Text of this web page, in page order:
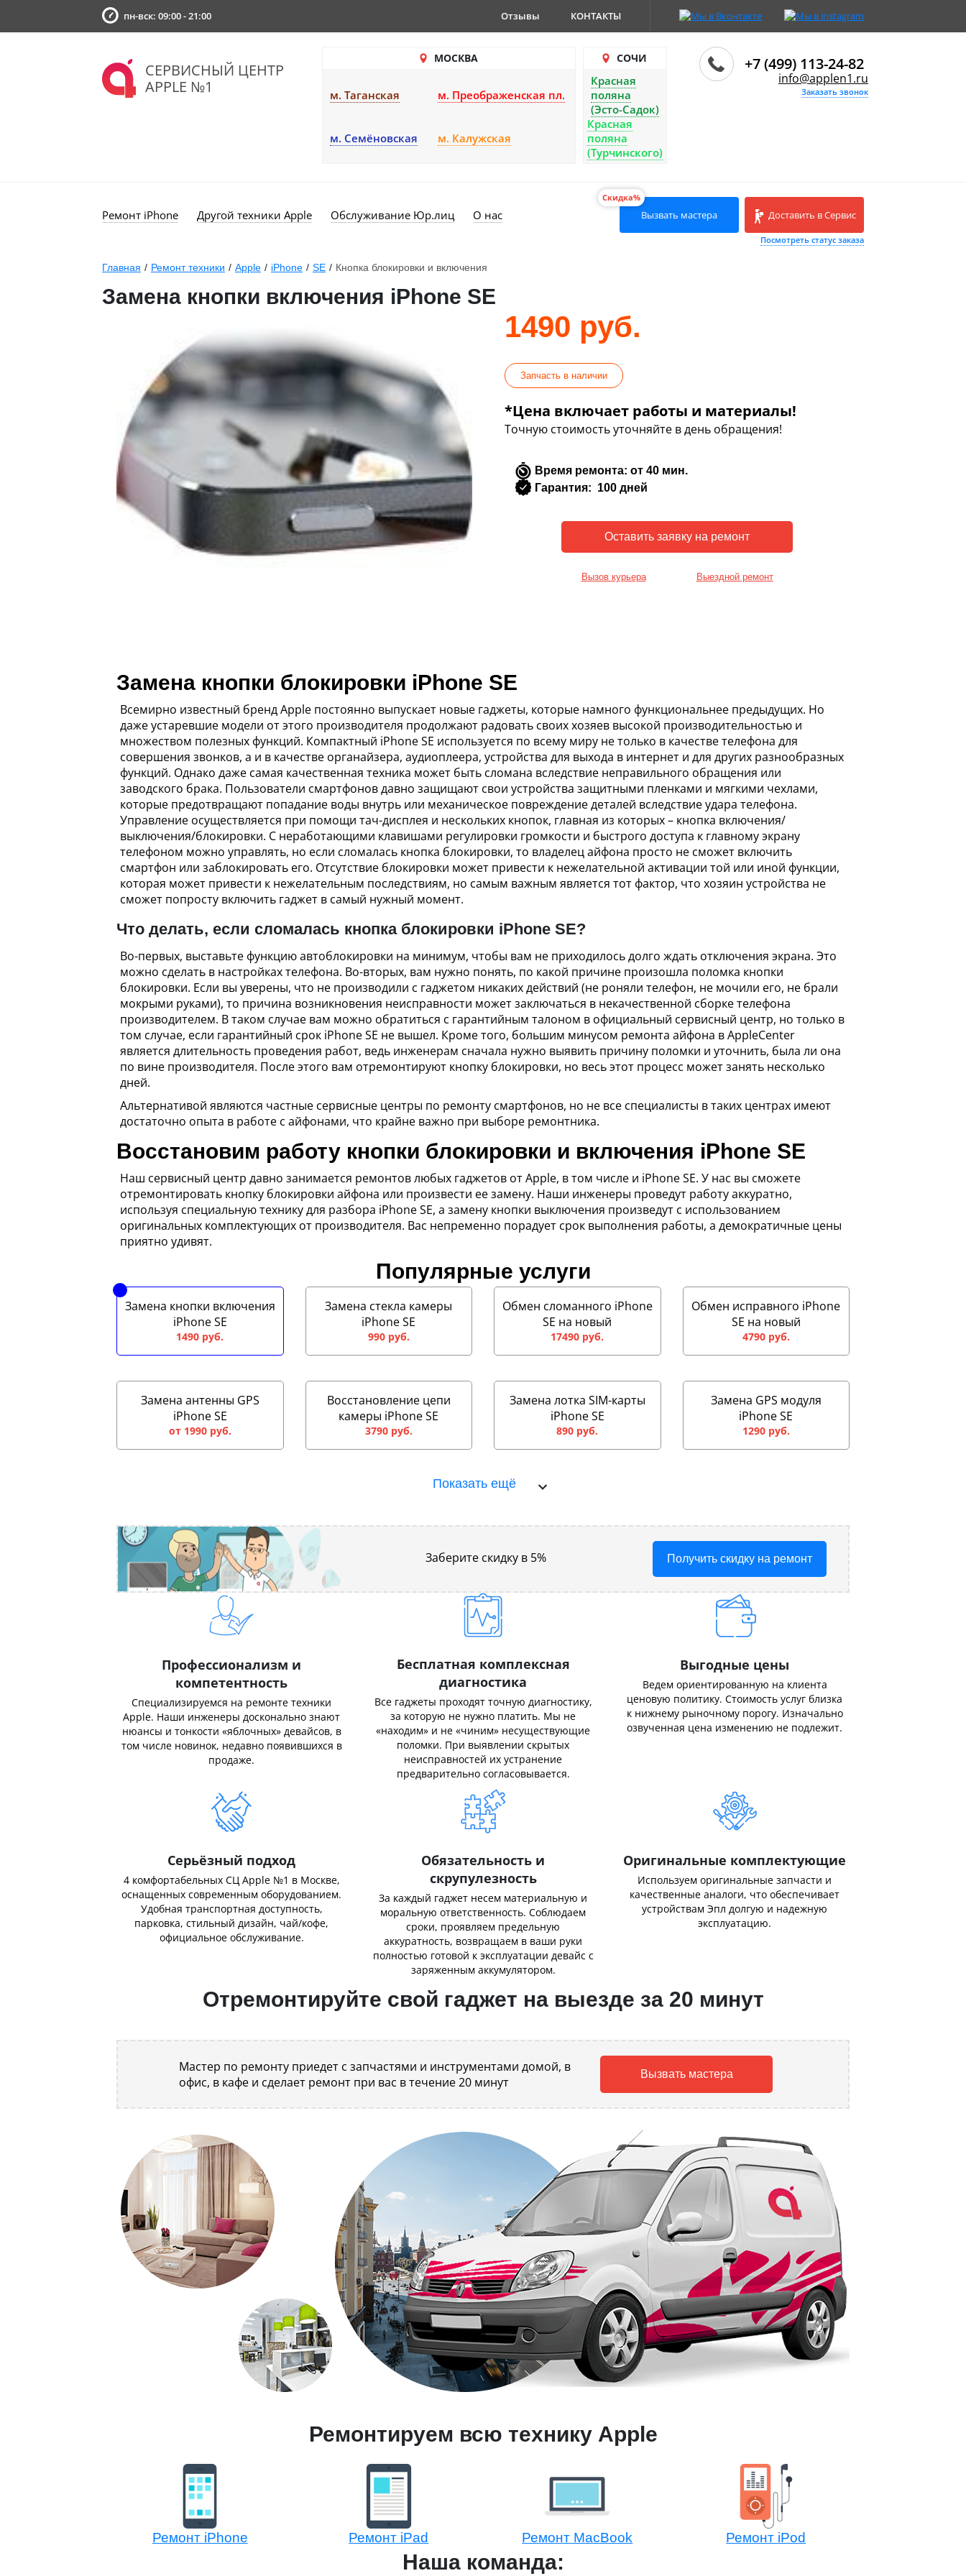
пн-вск: 09:00 - 21:00 Отзывы КОНТАКТЫ
СЕРВИСНЫЙ ЦЕНТР
APPLE №1
МОСКВА
м. Таганская м. Преображенская пл.
м. Семёновская м. Калужская
СОЧИ
Красная
поляна
(Эсто-Садок)
Красная
поляна
(Турчинского)
+7 (499) 113-24-82
info@applen1.ru
Заказать звонок
Ремонт iPhone Другой техники Apple Обслуживание Юр.лиц О нас
Скидка%
Вызвать мастера Доставить в Сервис
Посмотреть статус заказа
Главная / Ремонт техники / Apple / iPhone / SE / Кнопка блокировки и включения
Замена кнопки включения iPhone SE
1490 руб.
Запчасть в наличии
*Цена включает работы и материалы!
Точную стоимость уточняйте в день обращения!
Время ремонта: от 40 мин.
Гарантия: 100 дней
Вызов курьера Выездной ремонт
Замена кнопки блокировки iPhone SE
Всемирно известный бренд Apple постоянно выпускает новые гаджеты, которые намного функциональнее предыдущих. Но
даже устаревшие модели от этого производителя продолжают радовать своих хозяев высокой производительностью и
множеством полезных функций. Компактный iPhone SE используется по всему миру не только в качестве телефона для
совершения звонков, а и в качестве органайзера, аудиоплеера, устройства для выхода в интернет и для других разнообразных
функций. Однако даже самая качественная техника может быть сломана вследствие неправильного обращения или
заводского брака. Пользователи смартфонов давно защищают свои устройства защитными пленками и мягкими чехлами,
которые предотвращают попадание воды внутрь или механическое повреждение деталей вследствие удара телефона.
Управление осуществляется при помощи тач-дисплея и нескольких кнопок, главная из которых – кнопка включения/
выключения/блокировки. С неработающими клавишами регулировки громкости и быстрого доступа к главному экрану
телефоном можно управлять, но если сломалась кнопка блокировки, то владелец айфона просто не сможет включить
смартфон или заблокировать его. Отсутствие блокировки может привести к нежелательной активации той или иной функции,
которая может привести к нежелательным последствиям, но самым важным является тот фактор, что хозяин устройства не
сможет попросту включить гаджет в самый нужный момент.
Что делать, если сломалась кнопка блокировки iPhone SE?
Во-первых, выставьте функцию автоблокировки на минимум, чтобы вам не приходилось долго ждать отключения экрана. Это
можно сделать в настройках телефона. Во-вторых, вам нужно понять, по какой причине произошла поломка кнопки
блокировки. Если вы уверены, что не производили с гаджетом никаких действий (не роняли телефон, не мочили его, не брали
мокрыми руками), то причина возникновения неисправности может заключаться в некачественной сборке телефона
производителем. В таком случае вам можно обратиться с гарантийным талоном в официальный сервисный центр, но только в
том случае, если гарантийный срок iPhone SE не вышел. Кроме того, большим минусом ремонта айфона в AppleCenter
является длительность проведения работ, ведь инженерам сначала нужно выявить причину поломки и уточнить, была ли она
по вине производителя. После этого вам отремонтируют кнопку блокировки, но весь этот процесс может занять несколько
дней.
Альтернативой являются частные сервисные центры по ремонту смартфонов, но не все специалисты в таких центрах имеют
достаточно опыта в работе с айфонами, что крайне важно при выборе ремонтника.
Восстановим работу кнопки блокировки и включения iPhone SE
Наш сервисный центр давно занимается ремонтов любых гаджетов от Apple, в том числе и iPhone SE. У нас вы сможете
отремонтировать кнопку блокировки айфона или произвести ее замену. Наши инженеры проведут работу аккуратно,
используя специальную технику для разбора iPhone SE, а замену кнопки выключения произведут с использованием
оригинальных комплектующих от производителя. Вас непременно порадует срок выполнения работы, а демократичные цены
приятно удивят.
Популярные услуги
Замена кнопки включения
iPhone SE
1490 руб.
Замена стекла камеры
iPhone SE
990 руб.
Обмен сломанного iPhone
SE на новый
17490 руб.
Обмен исправного iPhone
SE на новый
4790 руб.
Замена антенны GPS
iPhone SE
от 1990 руб.
Восстановление цепи
камеры iPhone SE
3790 руб.
Замена лотка SIM-карты
iPhone SE
890 руб.
Замена GPS модуля
iPhone SE
1290 руб.
Показать ещё
Заберите скидку в 5% Получить скидку на ремонт
Профессионализм и
компетентность
Специализируемся на ремонте техники
Apple. Наши инженеры досконально знают
нюансы и тонкости «яблочных» девайсов, в
том числе новинок, недавно появившихся в
продаже.
Бесплатная комплексная
диагностика
Все гаджеты проходят точную диагностику,
за которую не нужно платить. Мы не
«находим» и не «чиним» несуществующие
поломки. При выявлении скрытых
неисправностей их устранение
предварительно согласовывается.
Выгодные цены
Ведем ориентированную на клиента
ценовую политику. Стоимость услуг близка
к нижнему рыночному порогу. Изначально
озвученная цена изменению не подлежит.
Серьёзный подход
4 комфортабельных СЦ Apple №1 в Москве,
оснащенных современным оборудованием.
Удобная транспортная доступность,
парковка, стильный дизайн, чай/кофе,
официальное обслуживание.
Обязательность и
скрупулезность
За каждый гаджет несем материальную и
моральную ответственность. Соблюдаем
сроки, проявляем предельную
аккуратность, возвращаем в ваши руки
полностью готовой к эксплуатации девайс с
заряженным аккумулятором.
Оригинальные комплектующие
Используем оригинальные запчасти и
качественные аналоги, что обеспечивает
устройствам Эпл долгую и надежную
эксплуатацию.
Отремонтируйте свой гаджет на выезде за 20 минут
Мастер по ремонту приедет с запчастями и инструментами домой, в
офис, в кафе и сделает ремонт при вас в течение 20 минут
Вызвать мастера
Ремонтируем всю технику Apple
Ремонт iPhone Ремонт iPad Ремонт MacBook Ремонт iPod
Наша команда: